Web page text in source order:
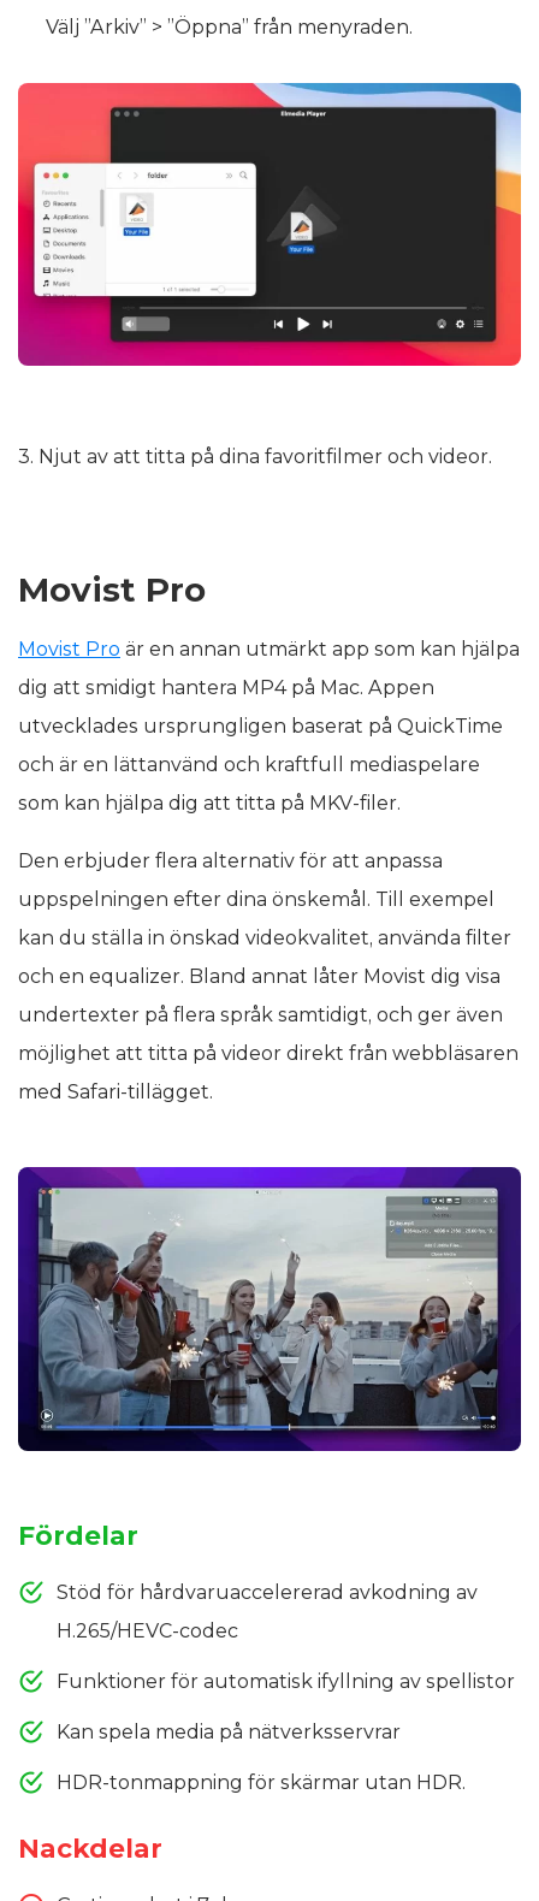
Välj ”Arkiv” > ”Öppna” från menyraden.
3. Njut av att titta på dina favoritfilmer och videor.
Movist Pro
Movist Pro är en annan utmärkt app som kan hjälpa
dig att smidigt hantera MP4 på Mac. Appen
utvecklades ursprungligen baserat på QuickTime
och är en lättanvänd och kraftfull mediaspelare
som kan hjälpa dig att titta på MKV-filer.
Den erbjuder flera alternativ för att anpassa
uppspelningen efter dina önskemål. Till exempel
kan du ställa in önskad videokvalitet, använda filter
och en equalizer. Bland annat låter Movist dig visa
undertexter på flera språk samtidigt, och ger även
möjlighet att titta på videor direkt från webbläsaren
med Safari-tillägget.
Fördelar
Stöd för hårdvaruaccelererad avkodning av
H.265/HEVC-codec
Funktioner för automatisk ifyllning av spellistor
Kan spela media på nätverksservrar
HDR-tonmappning för skärmar utan HDR.
Nackdelar